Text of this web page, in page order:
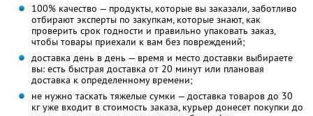
100% качество — продукты, которые вы заказали, заботливо
отбирают эксперты по закупкам, которые знают, как
проверить срок годности и правильно упаковать заказ,
чтобы товары приехали к вам без повреждений;
доставка день в день — время и место доставки выбираете
вы: есть быстрая доставка от 20 минут или плановая
доставка к определенному времени;
не нужно таскать тяжелые сумки — доставка товаров до 30
кг уже входит в стоимость заказа, курьер донесет покупки до